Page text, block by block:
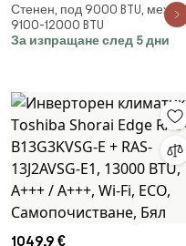
PRO ASW-H09B7A4/AQAR3DI-
C3, До 19 м2, Wi-Fi, Wind Free,
Самопочистване, Бял
Стенен, под 9000 BTU, между
9100-12000 BTU
За изпращане след 5 дни
1049,9 €